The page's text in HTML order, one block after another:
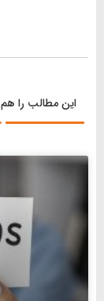
این مطالب را هم